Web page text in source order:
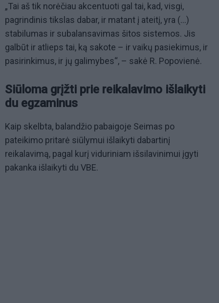
„Tai aš tik norėčiau akcentuoti gal tai, kad, visgi,
pagrindinis tikslas dabar, ir matant į ateitį, yra (…)
stabilumas ir subalansavimas šitos sistemos. Jis
galbūt ir atlieps tai, ką sakote – ir vaikų pasiekimus, ir
pasirinkimus, ir jų galimybes“, – sakė R. Popovienė.
Siūloma grįžti prie reikalavimo išlaikyti
du egzaminus
Kaip skelbta, balandžio pabaigoje Seimas po
pateikimo pritarė siūlymui išlaikyti dabartinį
reikalavimą, pagal kurį viduriniam išsilavinimui įgyti
pakanka išlaikyti du VBE.